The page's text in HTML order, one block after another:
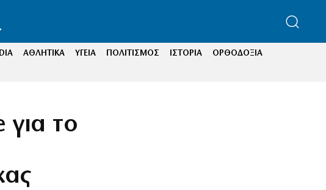
ΑΘΛΗΤΙΚΑ ΥΓΕΙΑ ΠΟΛΙΤΙΣΜΟΣ ΙΣΤΟΡΙΑ
ΟΡΘΟΔΟΞΙΑ
το